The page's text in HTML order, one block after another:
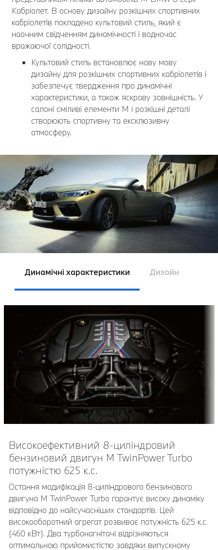
Кабріолет. В основу дизайну розкішних спортивних
кабріолетів покладено культовий стиль, який є
наочним свідченням динамічності і водночас
вражаючої солідності.
Культовий стиль встановлює нову мову
дизайну для розкішних спортивних кабріолетів і
забезпечує твердження про динамічні
характеристики, а також яскраву зовнішність. У
салоні сміливі елементи М і розкішні деталі
створюють спортивну та ексклюзивну
атмосферу.
Динамічні характеристики Дизайн
Високоефективний 8-циліндровий
бензиновий двигун M TwinPower Turbo
потужністю 625 к.с.
Остання модифікація 8-циліндрового бензинового
двигуна M TwinPower Turbo гарантує високу динаміку
відповідно до найсучасніших стандартів. Цей
високооборотний агрегат розвиває потужність 625 к.с.
(460 кВт). Два турбонагнітачі відрізняються
оптимальною прийомистістю завдяки випускному
20" M легкосплавні диски Star-spoke 813 M
Bicolor.
20" M легкосплавні диски Star-spoke 813 M Bicolour Jet
Black, шліфовані з різнорозмірними шинами. Передні
диски 9,5J x 20 з шинами 275/35 R20, задні диски
10,5J x 20 з шинами 285/35.